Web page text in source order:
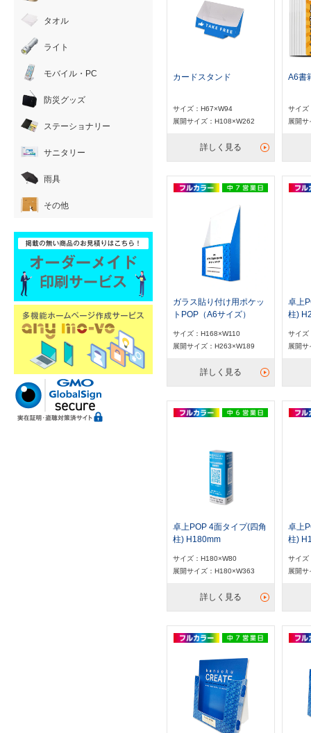
カードスタンド
サイズ：H67×W94
展開サイズ：H108×W262
詳しく見る
A6書
サイズ
展開
ガラス貼り付け用ポケッ
トPOP（A6サイズ）
サイズ：H168×W110
展開サイズ：H263×W189
詳しく見る
卓上
柱)
サイズ
展開
卓上POP 4面タイプ(四角
柱) H180mm
サイズ：H180×W80
展開サイズ：H180×W363
詳しく見る
卓上
柱)
サイズ
展開
タオル
ライト
モバイル・PC
防災グッズ
ステーショナリー
サニタリー
雨具
その他